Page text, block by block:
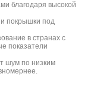
благодаря высокой
покрышки под
в странах с
показатели
шум по низким